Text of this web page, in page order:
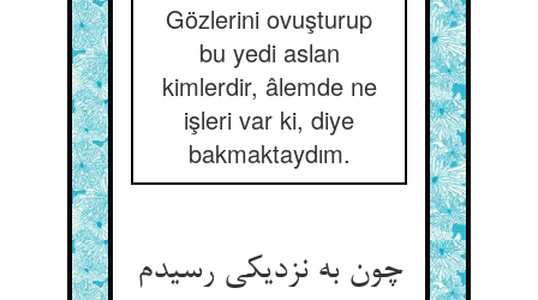
Gözlerini ovuşturup
bu yedi aslan
kimlerdir, âlemde ne
işleri var ki, diye
bakmaktaydım.
چون به نزدیکی رسیدم